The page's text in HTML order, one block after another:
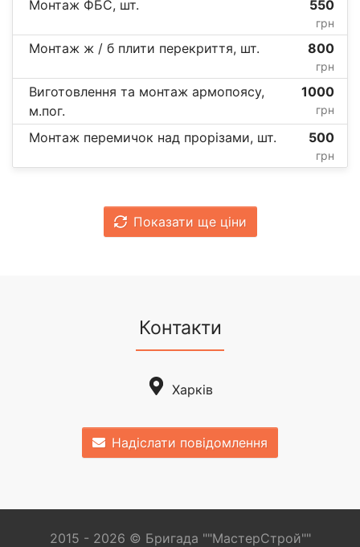
Монтаж ФБС, шт. 550
грн
Монтаж ж / б плити перекриття, шт. 800
грн
Виготовлення та монтаж армопоясу,
м.пог.
1000
грн
Монтаж перемичок над прорізами, шт. 500
грн
Показати ще ціни
Контакти
Харків
Надіслати повідомлення
2015 - 2026 © Бригада ""МастерСтрой""